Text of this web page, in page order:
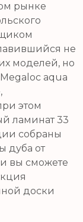
рынке
не
моделей, но
aqua
этом
ламинат 33
собраны
дуба от
вы сможете
доски